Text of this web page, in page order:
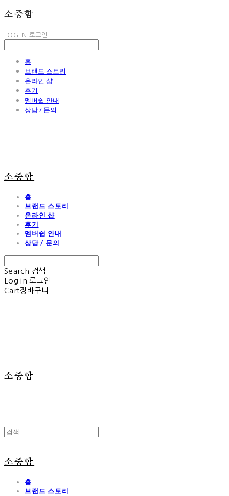
소중함
LOG IN 로그인
홈
브랜드 스토리
온라인 샵
후기
멤버쉽 안내
상담 / 문의
소중함
홈
브랜드 스토리
온라인 샵
후기
멤버쉽 안내
상담 / 문의
Search 검색
Log In 로그인
Cart장바구니
소중함
소중함
홈
브랜드 스토리